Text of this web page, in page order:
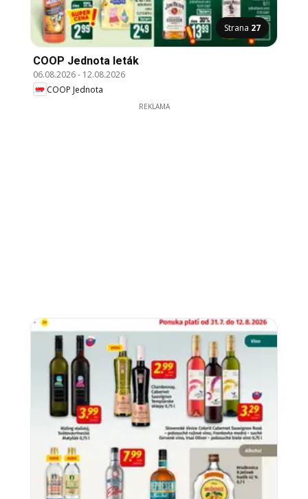
Strana 27
COOP Jednota leták
06.08.2026- 12.08.2026
COOP Jednota
REKLAMA